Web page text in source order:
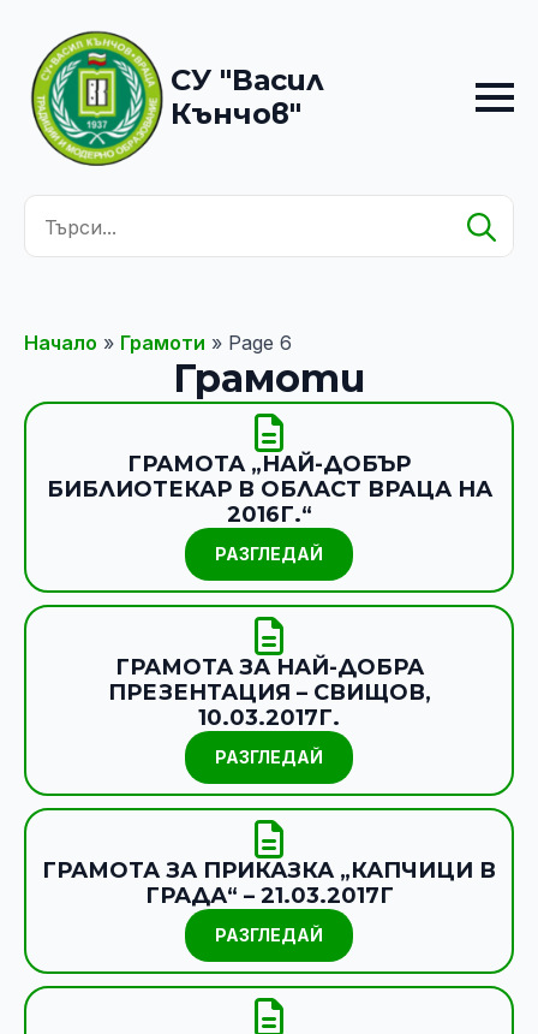
СУ "Васил
Кънчов"
Начало » Грамоти » Page 6
Грамоти
ГРАМОТА „НАЙ-ДОБЪР
БИБЛИОТЕКАР В ОБЛАСТ ВРАЦА НА
2016Г.“
РАЗГЛЕДАЙ
ГРАМОТА ЗА НАЙ-ДОБРА
ПРЕЗЕНТАЦИЯ – СВИЩОВ,
10.03.2017Г.
РАЗГЛЕДАЙ
ГРАМОТА ЗА ПРИКАЗКА „КАПЧИЦИ В
ГРАДА“ – 21.03.2017Г
РАЗГЛЕДАЙ